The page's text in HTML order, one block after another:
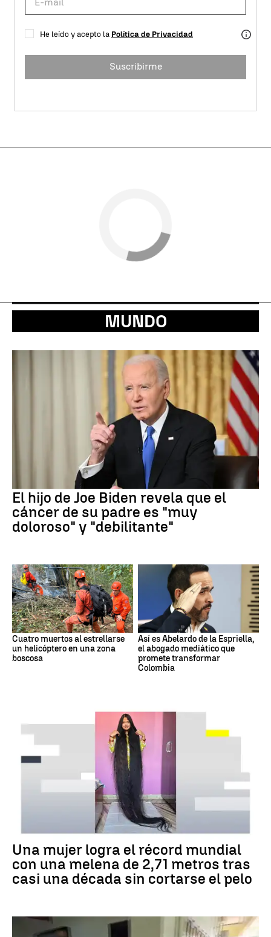
He leído y acepto la Política de Privacidad
Suscribirme
MUNDO
El hijo de Joe Biden revela que el
cáncer de su padre es "muy
doloroso" y "debilitante"
Cuatro muertos al estrellarse
un helicóptero en una zona
boscosa
Así es Abelardo de la Espriella,
el abogado mediático que
promete transformar
Colombia
RÉCORD GUINNESS
Una mujer logra el récord mundial
con una melena de 2,71 metros tras
casi una década sin cortarse el pelo